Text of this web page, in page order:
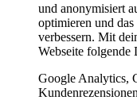
und anonymisiert
optimieren und
verbessern. Mit
Webseite folgende
Google Analytics,